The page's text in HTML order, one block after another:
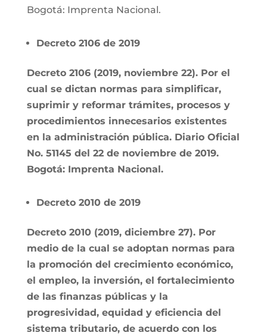
Bogotá: Imprenta Nacional.
Decreto 2106 de 2019
Decreto 2106 (2019, noviembre 22). Por el
cual se dictan normas para simplificar,
suprimir y reformar trámites, procesos y
procedimientos innecesarios existentes
en la administración pública. Diario Oficial
No. 51145 del 22 de noviembre de 2019.
Bogotá: Imprenta Nacional.
Decreto 2010 de 2019
Decreto 2010 (2019, diciembre 27). Por
medio de la cual se adoptan normas para
la promoción del crecimiento económico,
el empleo, la inversión, el fortalecimiento
de las finanzas públicas y la
progresividad, equidad y eficiencia del
sistema tributario, de acuerdo con los